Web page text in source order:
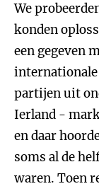
We
konden
een gegeven
partijen uit
Ierland -
en daar
soms al de
waren. Toen